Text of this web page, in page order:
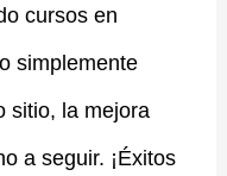
cursos en
simplemente
sitio, la mejora
a seguir. ¡Éxitos